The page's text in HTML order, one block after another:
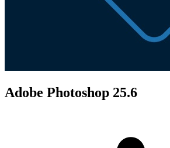
Adobe Photoshop 25.6